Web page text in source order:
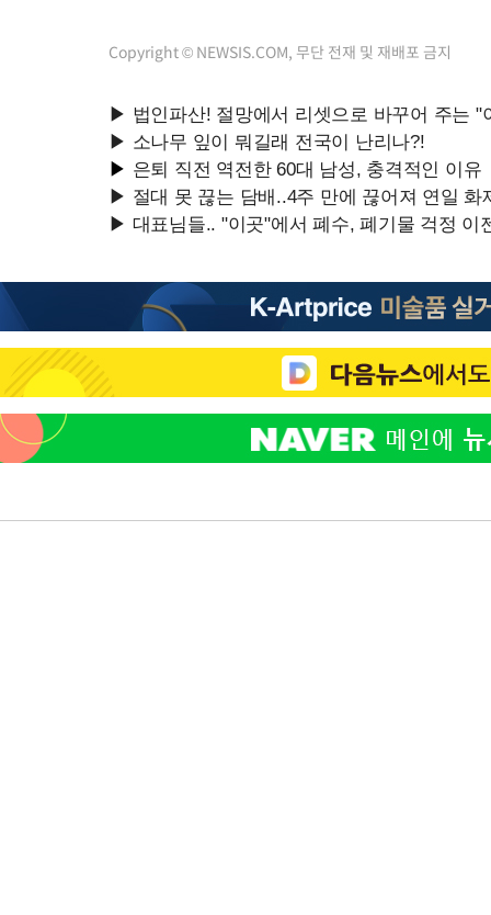
Copyright © NEWSIS.COM, 무단 전재 및 재배포 금지